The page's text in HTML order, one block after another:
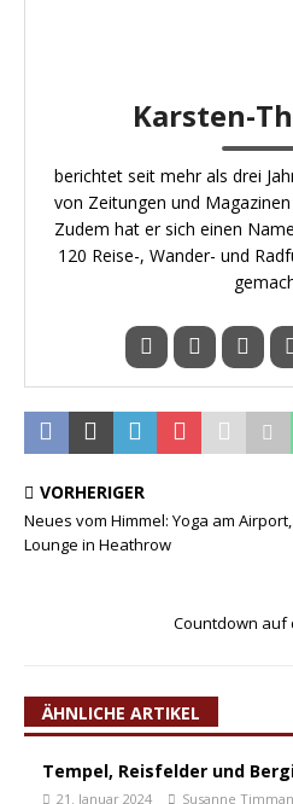
Karsten-
berichtet seit mehr als drei
von Zeitungen und
Zudem hat er sich einen
120 Reise-, Wander- und
VORHERIGER
Neues vom Himmel: Yoga am
Lounge in Heathrow
Countdown auf
ÄHNLICHE ARTIKEL
Tempel, Reisfelder und
21. Januar 2024 Susanne